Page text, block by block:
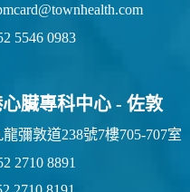
5546 0983
臟專科中心 - 佐敦
龍彌敦道238號7樓705-707室
2710 8891